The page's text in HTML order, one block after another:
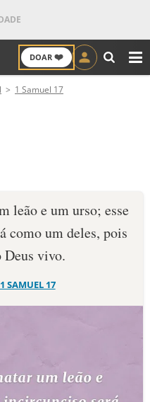
DOAR ❤️
1 Samuel 17
leão e um urso; esse
como um deles, pois
Deus vivo.
1 SAMUEL 17